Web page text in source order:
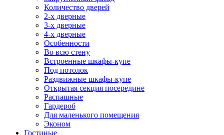
Количество дверей
2-х дверные
3-х дверные
4-х дверные
Особенности
Во всю стену
Встроенные шкафы-купе
Под потолок
Раздвижные шкафы-купе
Открытая секция посередине
Распашные
Гардероб
Для маленького помещения
Эконом
Гостиные